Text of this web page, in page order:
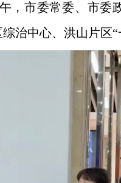
，市委常委、市委
治中心、洪山片区